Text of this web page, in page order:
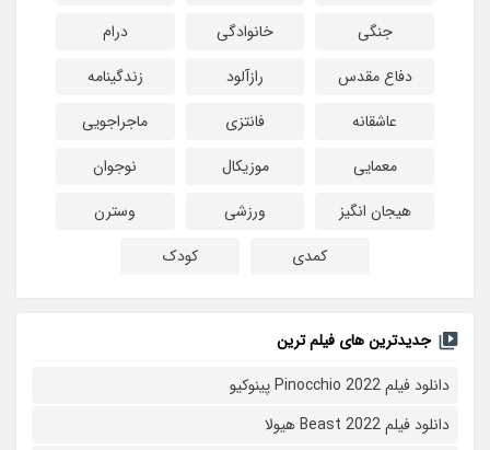
جنگی
خانوادگی
درام
دفاع مقدس
رازآلود
زندگینامه
عاشقانه
فانتزی
ماجراجویی
معمایی
موزیکال
نوجوان
هیجان انگیز
ورزشی
وسترن
کمدی
کودک
جدیدترین های فیلم ترین
دانلود فیلم Pinocchio 2022 پینوکیو
دانلود فیلم Beast 2022 هیولا